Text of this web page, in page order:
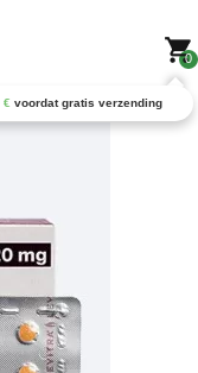
0
€ voordat gratis verzending